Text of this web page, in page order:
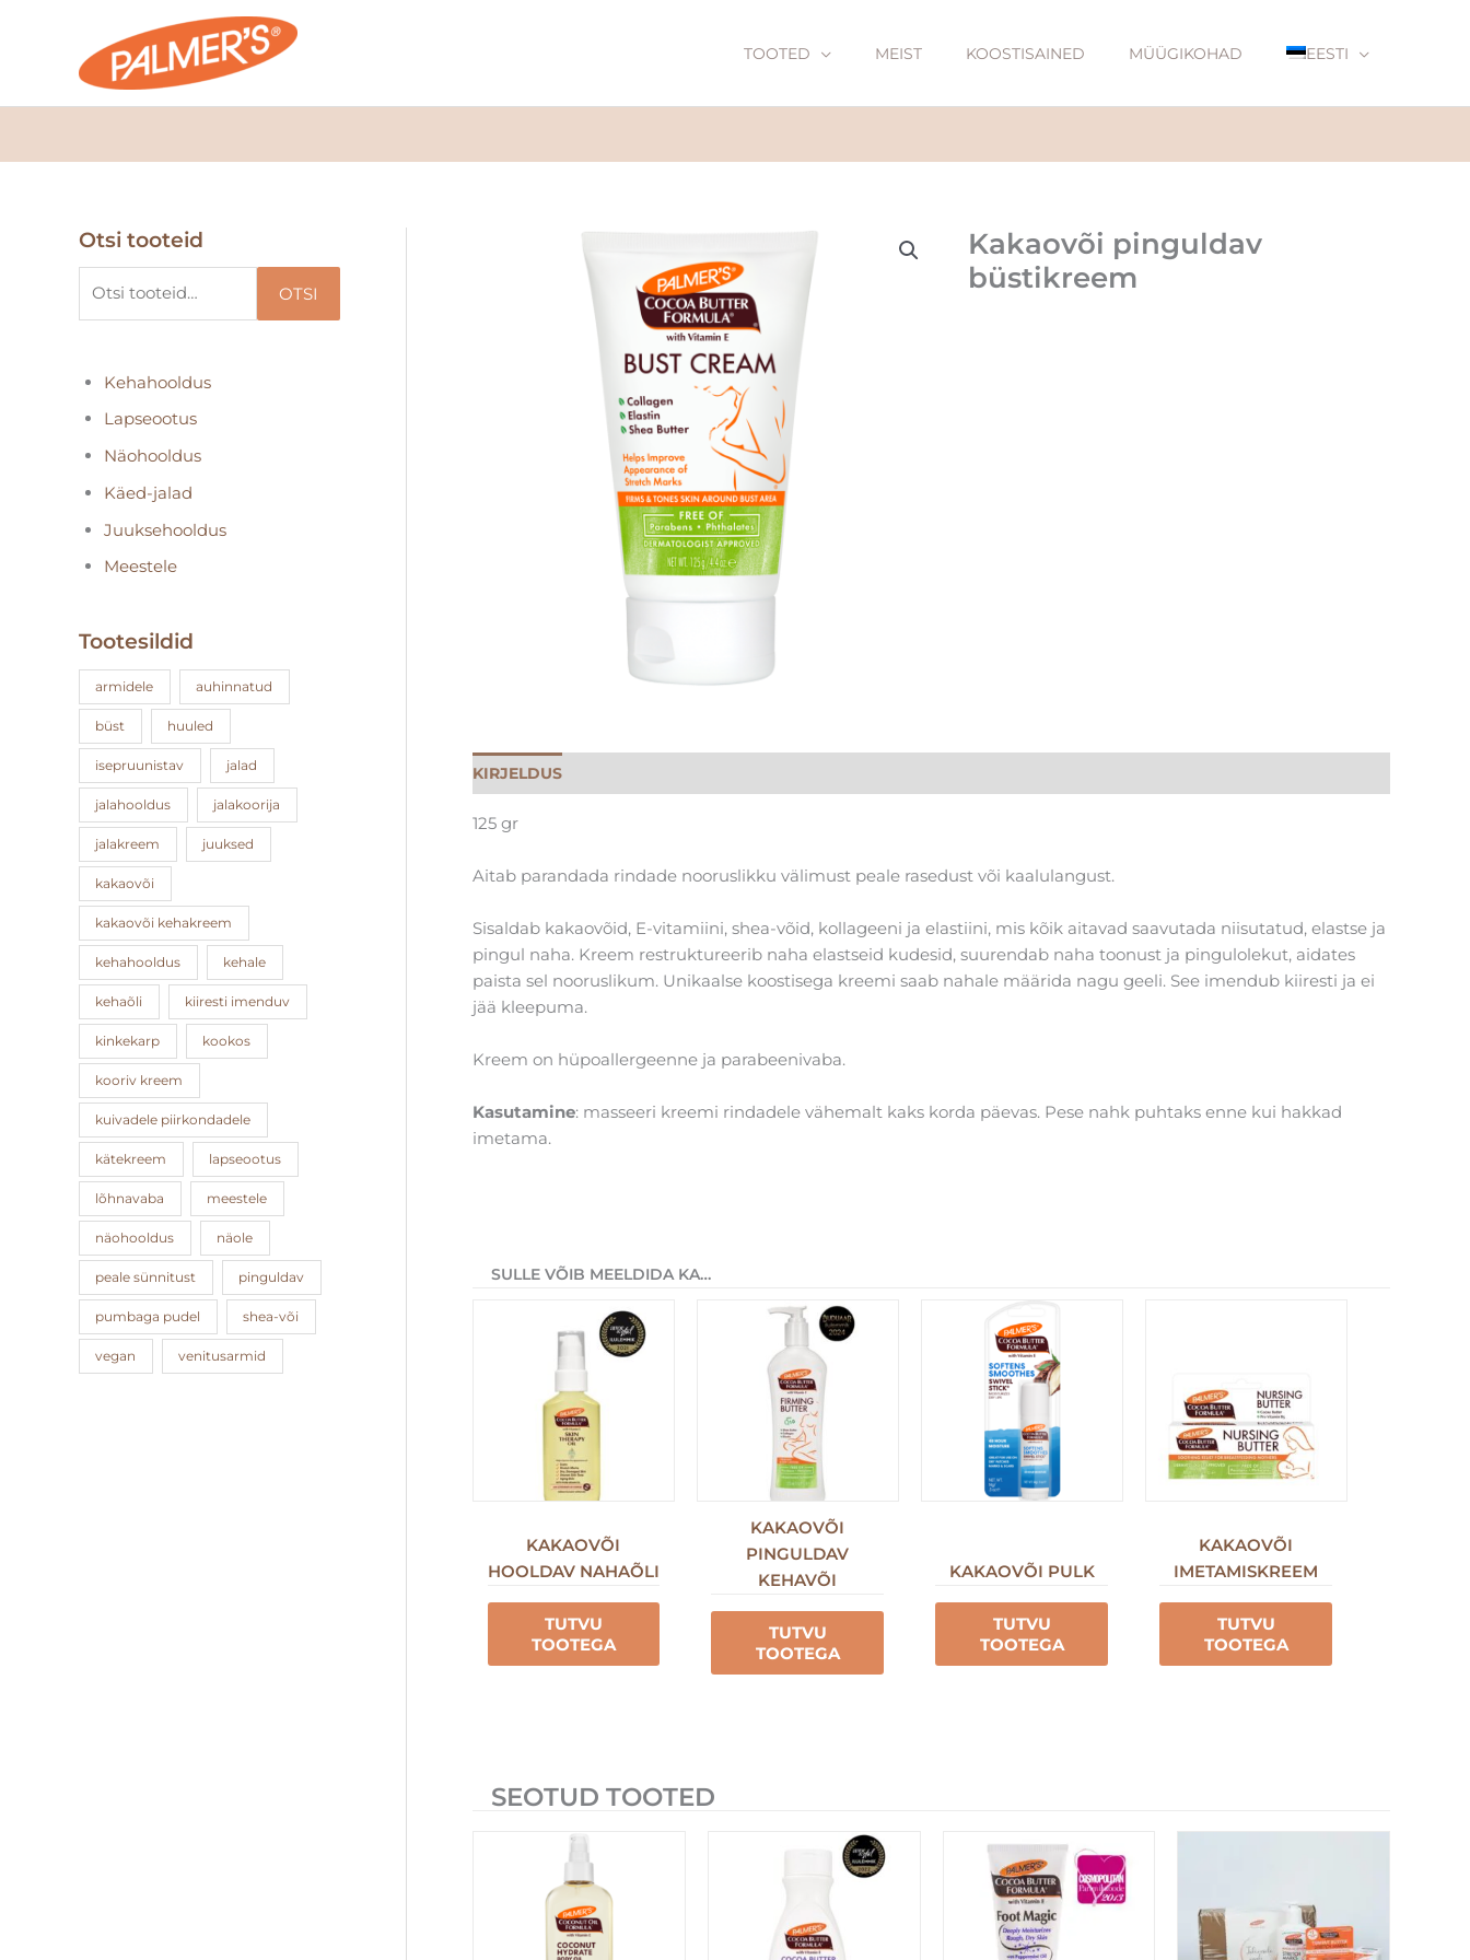
TOOTED MEIST KOOSTISAINED MÜÜGIKOHAD EESTI
Otsi tooteid
O
t
OTSI
Kehahooldus
Lapseootus
Näohooldus
Käed-jalad
Juuksehooldus
Meestele
Tootesildid
armidele auhinnatud
büst huuled
isepruunistav jalad
jalahooldus jalakoorija
jalakreem juuksed
kakaovõi
kakaovõi kehakreem
kehahooldus kehale
kehaõli kiiresti imenduv
kinkekarp kookos
kooriv kreem
kuivadele piirkondadele
kätekreem lapseootus
lõhnavaba meestele
näohooldus näole
peale sünnitust pinguldav
pumbaga pudel shea-või
vegan venitusarmid
Kakaovõi pinguldav
büstikreem
KIRJELDUS
125 gr
Aitab parandada rindade nooruslikku välimust peale rasedust või kaalulangust.
Sisaldab kakaovõid, E-vitamiini, shea-võid, kollageeni ja elastiini, mis kõik aitavad saavutada niisutatud, elastse ja
pingul naha. Kreem restruktureerib naha elastseid kudesid, suurendab naha toonust ja pingulolekut, aidates
paista sel nooruslikum. Unikaalse koostisega kreemi saab nahale määrida nagu geeli. See imendub kiiresti ja ei
jää kleepuma.
Kreem on hüpoallergeenne ja parabeenivaba.
Kasutamine: masseeri kreemi rindadele vähemalt kaks korda päevas. Pese nahk puhtaks enne kui hakkad
imetama.
SULLE VÕIB MEELDIDA KA…
KAKAOVÕI
HOOLDAV NAHAÕLI
TUTVU
TOOTEGA
KAKAOVÕI
PINGULDAV
KEHAVÕI
TUTVU
TOOTEGA
KAKAOVÕI PULK
TUTVU
TOOTEGA
KAKAOVÕI
IMETAMISKREEM
TUTVU
TOOTEGA
SEOTUD TOOTED